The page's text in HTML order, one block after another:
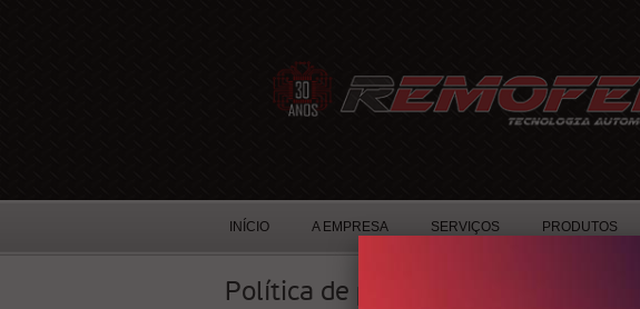
INÍCIO A EMPRESA SERVIÇOS PRODUTOS
Política de privacidade